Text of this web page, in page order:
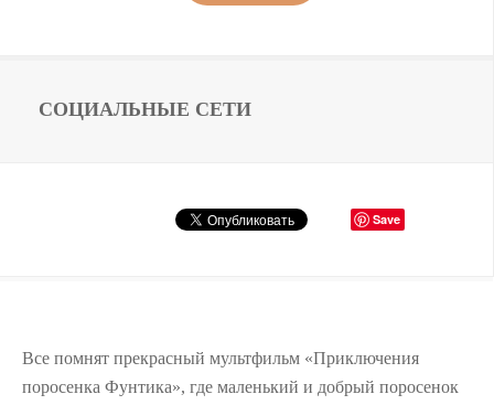
СОЦИАЛЬНЫЕ СЕТИ
Save
Все помнят прекрасный мультфильм «Приключения
поросенка Фунтика», где маленький и добрый поросенок